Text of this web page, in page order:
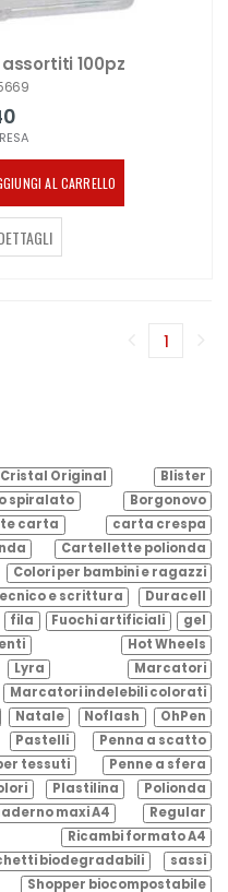
100pz
AL CARRELLO
1
Cristal Original
Blister
spiralato
Borgonovo
carta
carta crespa
Cartellette polionda
Colori per bambini e ragazzi
e scrittura
Duracell
fila Fuochi artificiali
gel
Hot Wheels
Lyra
Marcatori
Marcatori indelebili colorati
Natale Noflash
OhPen
Pastelli
Penna a scatto
tessuti
Penne a sfera
Plastilina
Polionda
maxi A4
Regular
Ricambi formato A4
biodegradabili
sassi
Shopper biocompostabile